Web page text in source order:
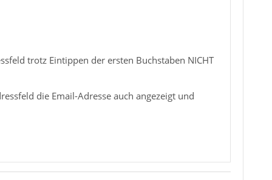
trotz Eintippen der ersten Buchstaben NICHT
die Email-Adresse auch angezeigt und